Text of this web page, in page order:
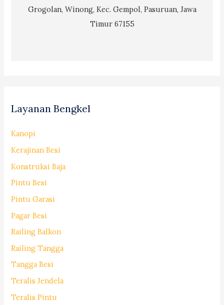
Grogolan, Winong, Kec. Gempol, Pasuruan, Jawa
Timur 67155
Layanan Bengkel
Kanopi
Kerajinan Besi
Konstruksi Baja
Pintu Besi
Pintu Garasi
Pagar Besi
Railing Balkon
Railing Tangga
Tangga Besi
Teralis Jendela
Teralis Pintu